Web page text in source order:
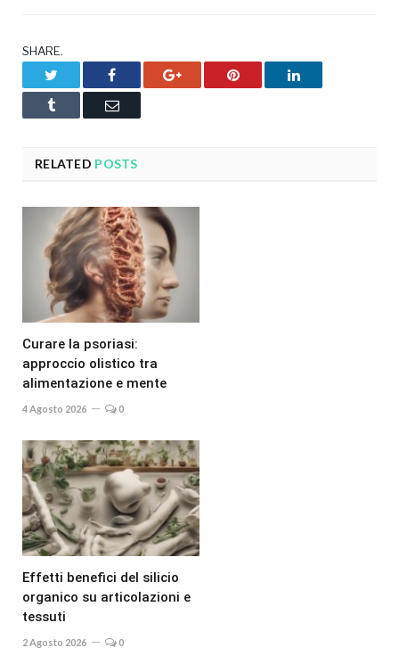
SHARE.
Facebook Google+ Pinterest LinkedIn
Tumblr Email
RELATED POSTS
Curare la psoriasi:
approccio olistico tra
alimentazione e mente
4 Agosto 2026 0
Effetti benefici del silicio
organico su articolazioni e
tessuti
2 Agosto 2026 0